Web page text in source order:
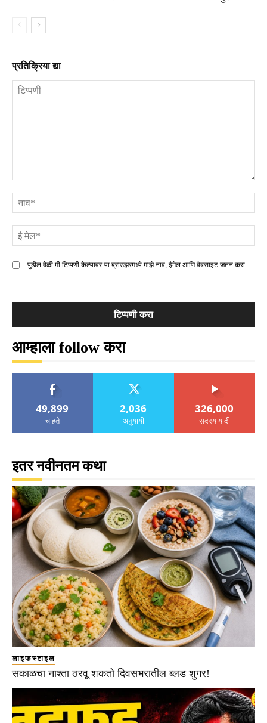
प्रतिक्रिया द्या
पुढील वेळी मी टिप्पणी केल्यावर या ब्राउझरमध्ये माझे नाव, ईमेल आणि वेबसाइट जतन करा.
आम्हाला follow करा
49,899
चाहते
2,036
अनुयायी
326,000
सदस्य यादी
इतर नवीनतम कथा
लाइफस्टाइल
सकाळचा नाश्ता ठरवू शकतो दिवसभरातील ब्लड शुगर!